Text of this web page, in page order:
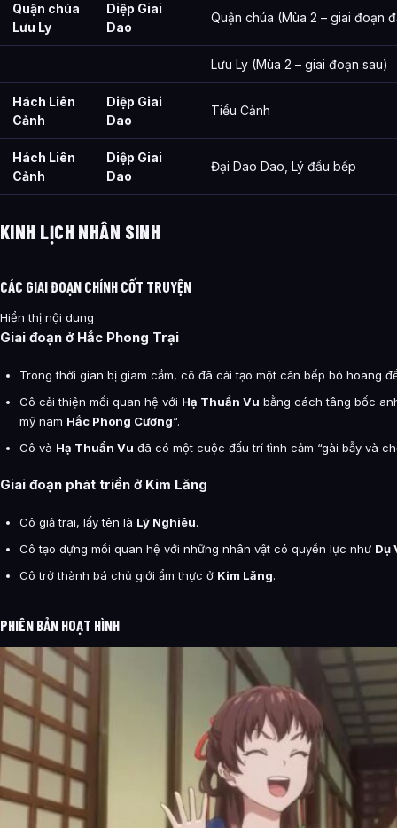
Quận chúa
Lưu Ly
Diệp Giai
Dao
Quận chúa (Mùa 2 – giai đoạn
Lưu Ly (Mùa 2 – giai đoạn sau)
Hách Liên
Cảnh
Diệp Giai
Dao
Tiểu Cảnh
Hách Liên
Cảnh
Diệp Giai
Dao
Đại Dao Dao, Lý đầu bếp
KINH LỊCH NHÂN SINH
CÁC GIAI ĐOẠN CHÍNH CỐT TRUYỆN
Hiển thị nội dung
Giai đoạn ở Hắc Phong Trại
Trong thời gian bị giam cầm, cô đã cải tạo một căn bếp bỏ hoang
Cô cải thiện mối quan hệ với Hạ Thuần Vu bằng cách tâng bốc
mỹ nam Hắc Phong Cương“.
Cô và Hạ Thuần Vu đã có một cuộc đấu trí tình cảm “gài bẫy và
Giai đoạn phát triển ở Kim Lăng
Cô giả trai, lấy tên là Lý Nghiêu.
Cô tạo dựng mối quan hệ với những nhân vật có quyền lực như Dụ
Cô trở thành bá chủ giới ẩm thực ở Kim Lăng.
PHIÊN BẢN HOẠT HÌNH